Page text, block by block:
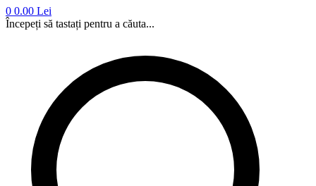
0 0.00 Lei
Începeți să tastați pentru a căuta...